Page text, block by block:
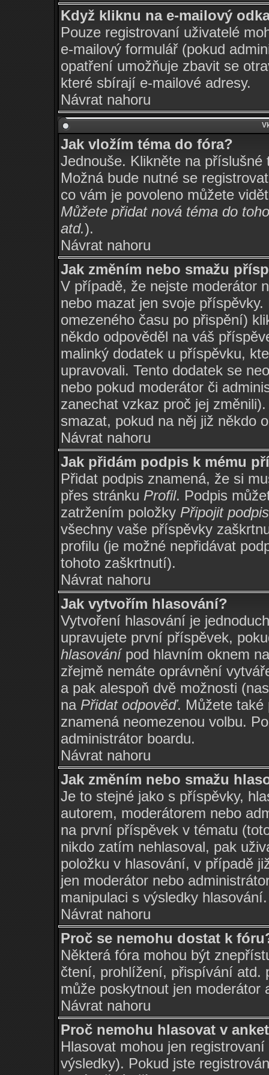
Když kliknu na e-mailový
Pouze registrovaní uživatelé
e-mailový formulář (pokud
opatření umožňuje zbavit se
které sbírají e-mailové adresy.
Návrat nahoru
Jak vložím téma do fóra?
Jednouše. Klikněte na
Možná bude nutné se
co vám je povoleno můžete
Můžete přidat nová téma do
atd.).
Návrat nahoru
Jak změním nebo smažu
V případě, že nejste moderátor
nebo mazat jen svoje
omezeného času po přispění)
někdo odpověděl na váš
malinký dodatek u příspěvku,
upravovali. Tento dodatek se
nebo pokud moderátor či
zanechat vzkaz proč jej
smazat, pokud na něj již někdo
Návrat nahoru
Jak přidám podpis k mému
Přidat podpis znamená, že si
přes stránku Profil. Podpis
zatržením položky Připojit podpis
všechny vaše příspěvky
profilu (je možné nepřidávat
tohoto zaškrtnutí).
Návrat nahoru
Jak vytvořím hlasování?
Vytvoření hlasování je
upravujete první příspěvek,
hlasovánípod hlavním oknem
zřejmě nemáte oprávnění
a pak alespoň dvě možnosti
na Přidat odpověď. Můžete také
znamená neomezenou volbu.
administrátor boardu.
Návrat nahoru
Jak změním nebo smažu
Je to stejné jako s příspěvky,
autorem, moderátorem nebo
na první příspěvek v tématu
nikdo zatím nehlasoval, pak
položku v hlasování, v případě
jen moderátor nebo
manipulaci s výsledky hlasování.
Návrat nahoru
Proč se nemohu dostat k
Některá fóra mohou být
čtení, prohlížení, přispívání atd.
může poskytnout jen moderátor
Návrat nahoru
Proč nemohu hlasovat v
Hlasovat mohou jen
výsledky). Pokud jste